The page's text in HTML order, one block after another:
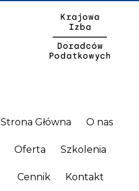
Strona Główna O nas
Oferta Szkolenia
Cennik Kontakt